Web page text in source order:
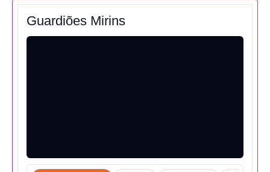
Guardiões Mirins